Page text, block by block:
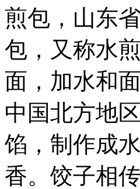
煎包，山东
包，又称水
面，加水和
中国北方地
馅，制作成
香。饺子相